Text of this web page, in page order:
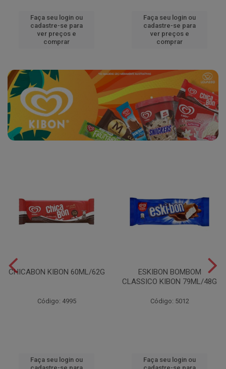
Faça seu login ou
cadastre-se para
ver preços e
comprar
Faça seu login ou
cadastre-se para
ver preços e
comprar
CHICABON KIBON 60ML/62G
Código: 4995
Faça seu login ou
ESKIBON BOMBOM
CLASSICO KIBON 79ML/48G
Código: 5012
Faça seu login ou